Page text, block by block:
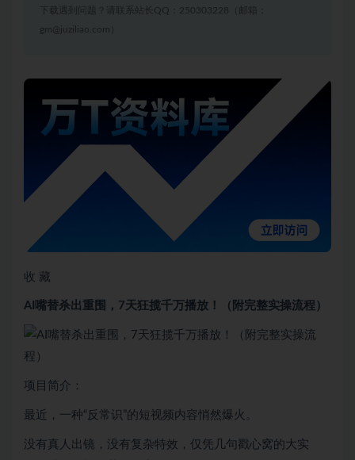
下载遇到问题？请联系站长QQ：250303228（邮箱：
gm@juziliao.com）
收 藏
AI嘴替杀出重围，7天狂揽千万播放！（附完整实操流程）
项目简介：
最近，一种“反常识”的短视频内容悄然爆火。
没有真人出镜，没有复杂特效，仅凭几句戳心窝的大实